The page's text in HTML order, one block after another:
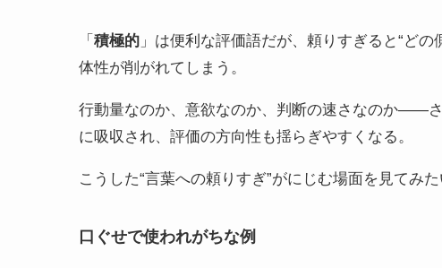
「 積極的 」は便利な評価語だが、頼りすぎると“ど
体性が削がれてしまう。
行動量なのか、意欲なのか、判断の速さなのか——
に吸収され、評価の方向性も揺らぎやすくなる。
こうした“言葉への頼りすぎ”がにじむ場面を見てみた
口ぐせで使われがちな例